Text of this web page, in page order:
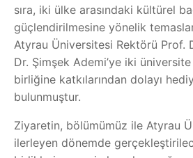
sıra, iki ülke arasındaki kültürel
güçlendirilmesine yönelik
Atyrau Üniversitesi Rektörü Prof.
Dr. Şimşek Ademi’ye iki
birliğine katkılarından dolayı
bulunmuştur.
Ziyaretin, bölümümüz ile Atyrau
ilerleyen dönemde